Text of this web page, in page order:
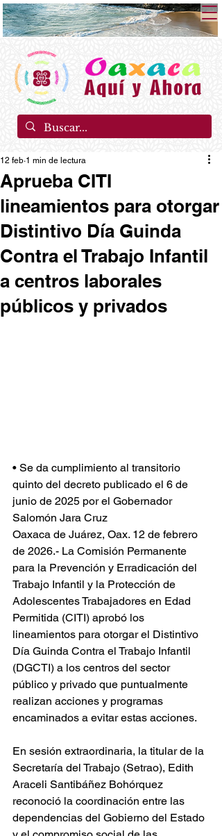
Aprueba CITI
lineamientos para otorgar
Distintivo Día Guinda
Contra el Trabajo Infantil
a centros laborales
públicos y privados
12 feb 1 min de lectura
• Se da cumplimiento al transitorio
quinto del decreto publicado el 6 de
junio de 2025 por el Gobernador
Salomón Jara Cruz
Oaxaca de Juárez, Oax. 12 de febrero
de 2026.- La Comisión Permanente
para la Prevención y Erradicación del
Trabajo Infantil y la Protección de
Adolescentes Trabajadores en Edad
Permitida (CITI) aprobó los
lineamientos para otorgar el Distintivo
Día Guinda Contra el Trabajo Infantil
(DGCTI) a los centros del sector
público y privado que puntualmente
realizan acciones y programas
encaminados a evitar estas acciones.
En sesión extraordinaria, la titular de la
Secretaría del Trabajo (Setrao), Edith
Araceli Santibáñez Bohórquez
reconoció la coordinación entre las
dependencias del Gobierno del Estado